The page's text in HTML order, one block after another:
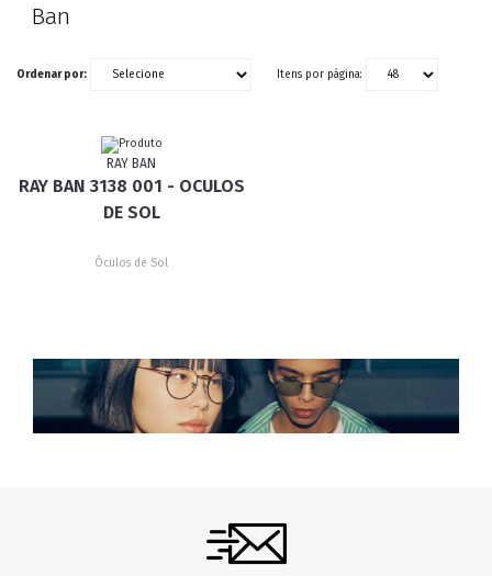
Ban
Ordenar por: Itens por página:
RAY BAN
RAY BAN 3138 001 - OCULOS
DE SOL
Óculos de Sol